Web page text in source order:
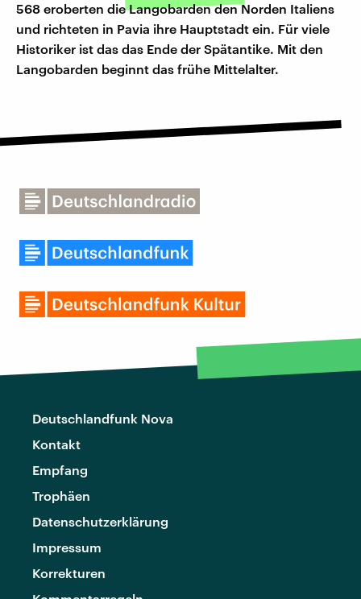
568 eroberten die Langobarden den Norden Italiens
und richteten in Pavia ihre Hauptstadt ein. Für viele
Historiker ist das das Ende der Spätantike. Mit den
Langobarden beginnt das frühe Mittelalter.
Deutschlandfunk Nova
Kontakt
Empfang
Trophäen
Datenschutzerklärung
Impressum
Korrekturen